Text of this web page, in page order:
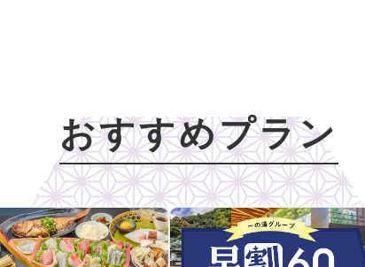
おすすめプラン